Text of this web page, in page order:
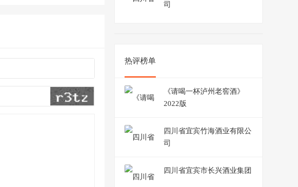
司
热评榜单
《请喝一杯泸州老窖酒》
2022版
四川省宜宾竹海酒业有限公
司
四川省宜宾市长兴酒业集团